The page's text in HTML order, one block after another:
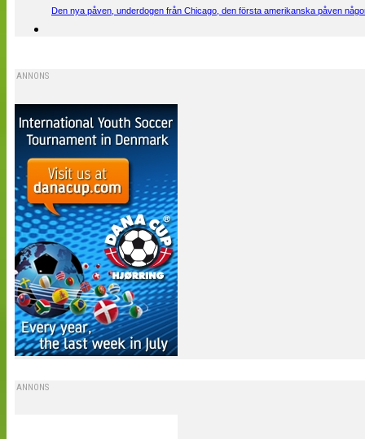
Den nya påven, underdogen från Chicago, den första amerikanska påven
ANNONS
ANNONS